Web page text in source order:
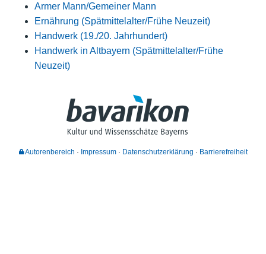
Armer Mann/Gemeiner Mann
Ernährung (Spätmittelalter/Frühe Neuzeit)
Handwerk (19./20. Jahrhundert)
Handwerk in Altbayern (Spätmittelalter/Frühe
Neuzeit)
Autorenbereich Impressum Datenschutzerklärung Barrierefreiheit